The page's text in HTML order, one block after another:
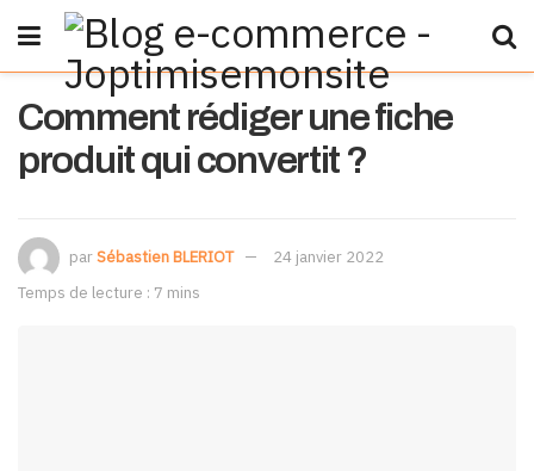
Comment rédiger une fiche
produit qui convertit ?
parSébastien BLERIOT
24 janvier 2022
Temps de lecture : 7 mins